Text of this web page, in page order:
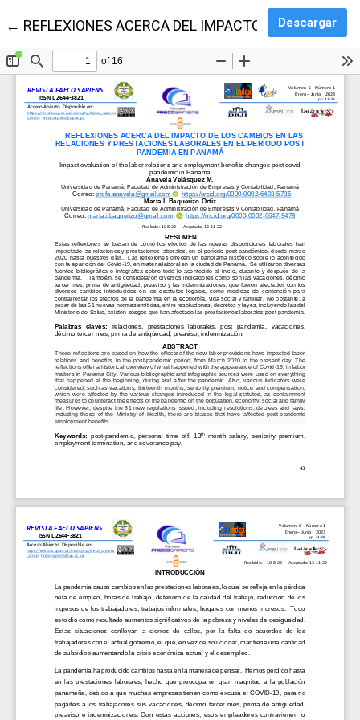
← Volver a los detalles del artículo
REFLEXIONES ACERCA DEL IMPACTO DE LOS
Descargar